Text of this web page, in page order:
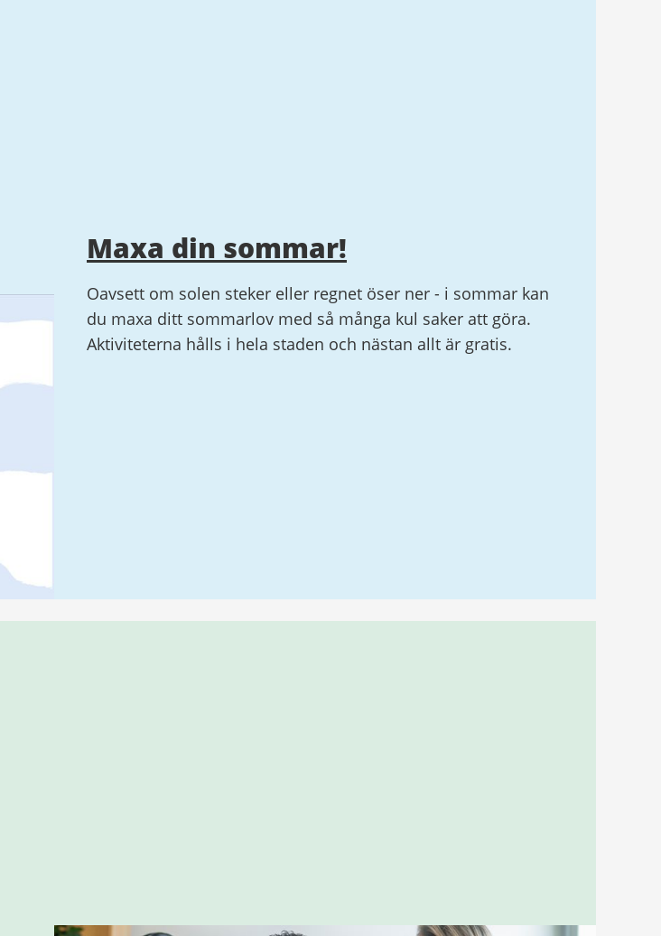
Maxa din sommar!
Oavsett om solen steker eller regnet öser ner - i sommar kan
du maxa ditt sommarlov med så många kul saker att göra.
Aktiviteterna hålls i hela staden och nästan allt är gratis.